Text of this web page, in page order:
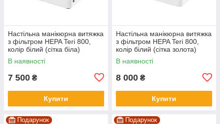
Настільна манікюрна витяжка
з фільтром HEPA Teri 800,
колір білий (сітка біла)
В наявності
7 500 ₴
Купити
Настільна манікюрна витяжка
з фільтром HEPA Teri 800,
колір білий (сітка золота)
В наявності
8 000 ₴
Купити
Подарунок Подарунок